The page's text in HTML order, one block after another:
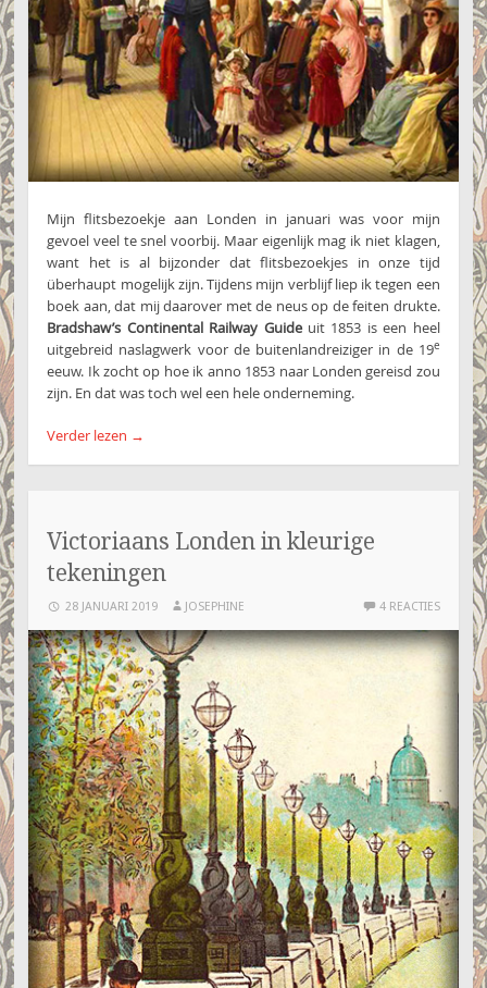
Mijn flitsbezoekje aan Londen in januari was voor mijn
gevoel veel te snel voorbij. Maar eigenlijk mag ik niet klagen,
want het is al bijzonder dat flitsbezoekjes in onze tijd
überhaupt mogelijk zijn. Tijdens mijn verblijf liep ik tegen een
boek aan, dat mij daarover met de neus op de feiten drukte.
Bradshaw’s Continental Railway Guideuit 1853 is een heel
uitgebreid naslagwerk voor de buitenlandreiziger in de 19e
eeuw. Ik zocht op hoe ik anno 1853 naar Londen gereisd zou
zijn. En dat was toch wel een hele onderneming.
Verder lezen →
Victoriaans Londen in kleurige
tekeningen
28 JANUARI 2019 JOSEPHINE 4 REACTIES